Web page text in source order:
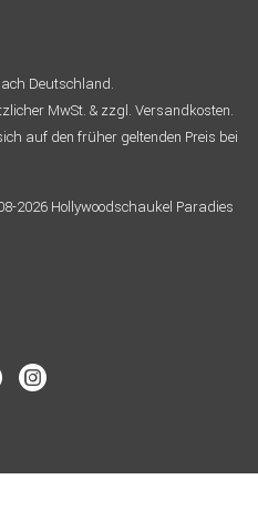
Deutschland.
MwSt. & zzgl. Versandkosten.
auf den früher geltenden Preis bei
2026 Hollywoodschaukel Paradies